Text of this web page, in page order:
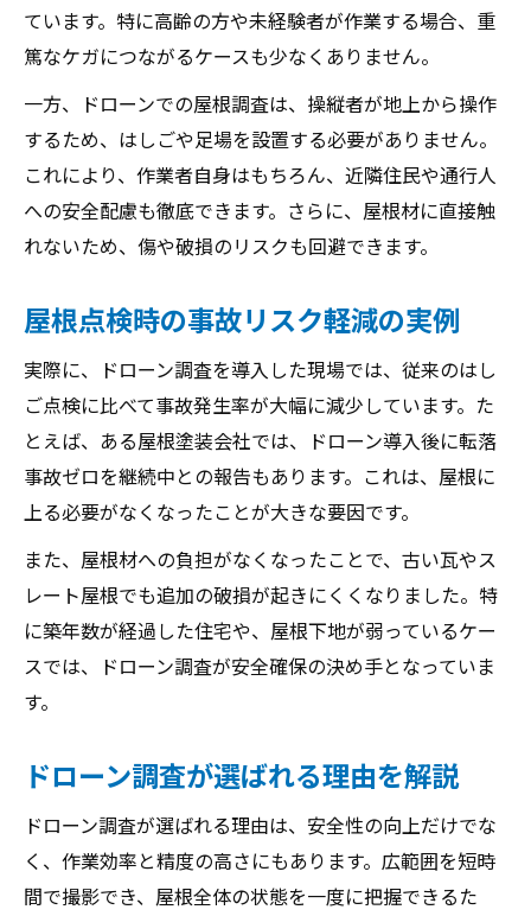
ています。特に高齢の方や未経験者が作業する場合、重
篤なケガにつながるケースも少なくありません。
一方、ドローンでの屋根調査は、操縦者が地上から操作
するため、はしごや足場を設置する必要がありません。
これにより、作業者自身はもちろん、近隣住民や通行人
への安全配慮も徹底できます。さらに、屋根材に直接触
れないため、傷や破損のリスクも回避できます。
屋根点検時の事故リスク軽減の実例
実際に、ドローン調査を導入した現場では、従来のはし
ご点検に比べて事故発生率が大幅に減少しています。た
とえば、ある屋根塗装会社では、ドローン導入後に転落
事故ゼロを継続中との報告もあります。これは、屋根に
上る必要がなくなったことが大きな要因です。
また、屋根材への負担がなくなったことで、古い瓦やス
レート屋根でも追加の破損が起きにくくなりました。特
に築年数が経過した住宅や、屋根下地が弱っているケー
スでは、ドローン調査が安全確保の決め手となっていま
す。
ドローン調査が選ばれる理由を解説
ドローン調査が選ばれる理由は、安全性の向上だけでな
く、作業効率と精度の高さにもあります。広範囲を短時
間で撮影でき、屋根全体の状態を一度に把握できるた